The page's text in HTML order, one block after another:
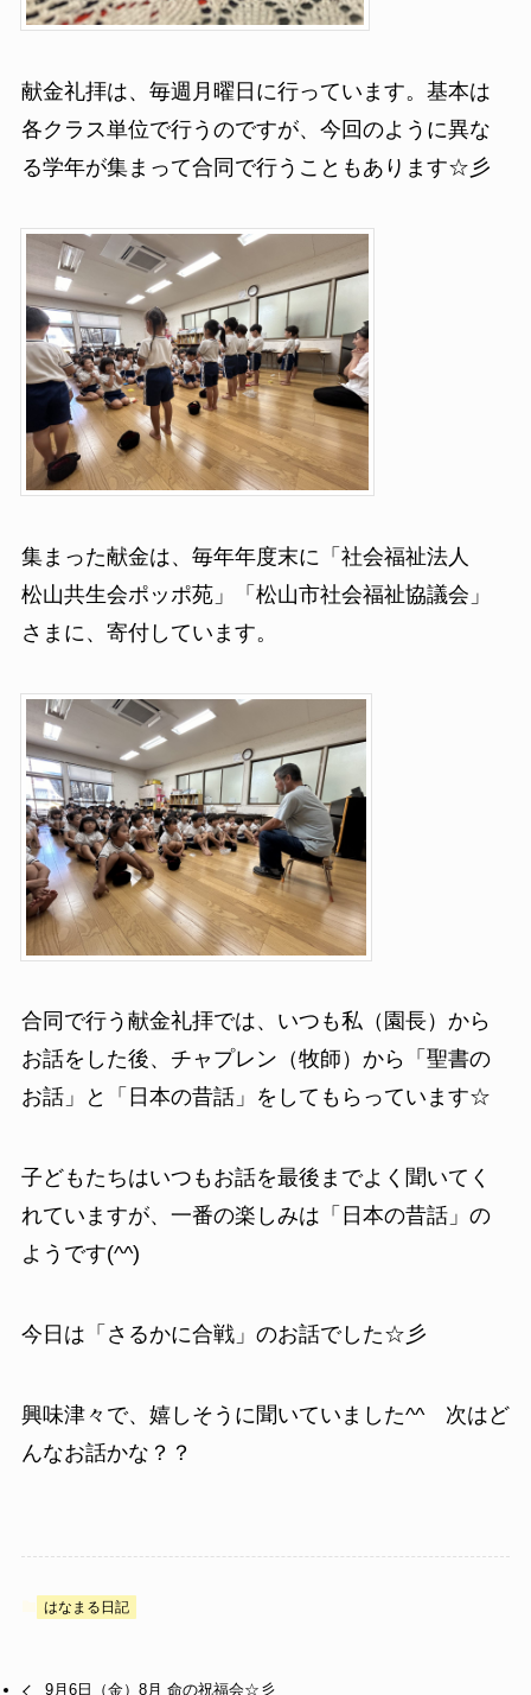
献金礼拝は、毎週月曜日に行っています。基本は
各クラス単位で行うのですが、今回のように異な
る学年が集まって合同で行うこともあります☆彡
集まった献金は、毎年年度末に「社会福祉法人
松山共生会ポッポ苑」「松山市社会福祉協議会」
さまに、寄付しています。
合同で行う献金礼拝では、いつも私（園長）から
お話をした後、チャプレン（牧師）から「聖書の
お話」と「日本の昔話」をしてもらっています☆
子どもたちはいつもお話を最後までよく聞いてく
れていますが、一番の楽しみは「日本の昔話」の
ようです(^^)
今日は「さるかに合戦」のお話でした☆彡
興味津々で、嬉しそうに聞いていました^^ 次はど
んなお話かな？？
はなまる日記
9月6日（金）8月 命の祝福会☆彡